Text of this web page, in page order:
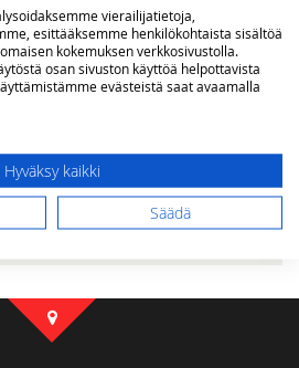
vierailijatietoja,
esittääksemme henkilökohtaista sisältöä
kokemuksen verkkosivustolla.
osan sivuston käyttöä helpottavista
evästeistä saat avaamalla
Hyväksy kaikki
Säädä